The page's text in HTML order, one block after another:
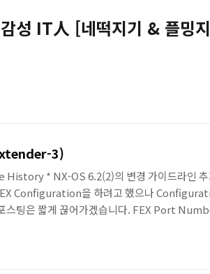
감성 IT人 [네떡지기 & 플밍
3)
* NX-OS 6.2(2)의 변경 가이드라인 추
Configuration을 하려고 했으나
포스팅은 짧게 끊어가겠습니다. FEX Port